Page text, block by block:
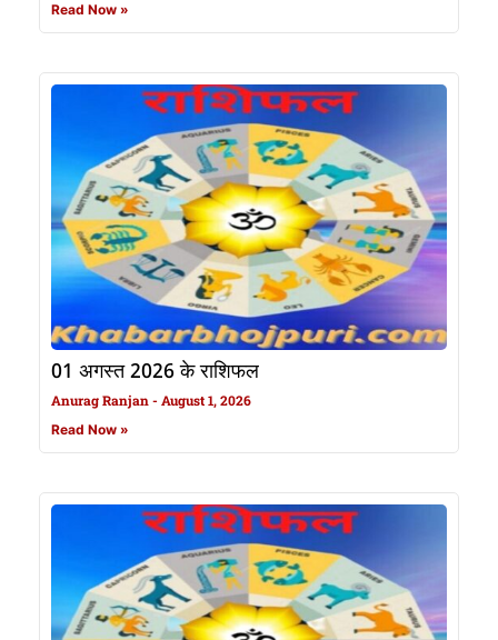
Read Now »
01 अगस्त 2026 के राशिफल
Anurag Ranjan August 1, 2026
Read Now »